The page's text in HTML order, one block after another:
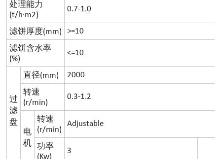
处理能力
(t/h·m2)
0.7-1.0
滤饼厚度(mm) >=10
滤饼含水率
(%)
<=10
过
滤
盘
直径(mm) 2000
转速
(r/min)
0.3-1.2
电
机
转速
(r/min)
Adjustable
功率
(Kw)
3